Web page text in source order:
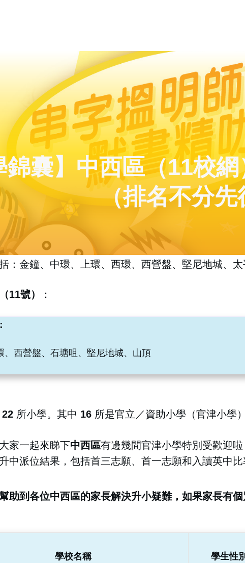
錦囊】中西區（11校
（排名不分先
： 金鐘、中環、上環、西環、西營盤、堅尼地城、太
（11號） ：
、西營盤、石塘咀、堅尼地城、山頂
22 所小學。 其中 16 所是官立／資助小學（官津小學
家一起來睇下中西區有邊幾間官津小學特別受歡迎啦
中派位結果，包括首三志願、首一志願和入讀英中比
助到各位中西區的家長解決升小疑難，如果家長有
學校名稱 學生性